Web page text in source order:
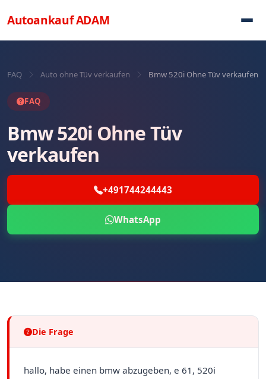
AutoankaufADAM
FAQ Auto ohne Tüv verkaufen Bmw 520i Ohne Tüv verkaufen
FAQ
Bmw 520i Ohne Tüv
verkaufen
+491744244443
WhatsApp
Die Frage
hallo, habe einen bmw abzugeben, e 61, 520i